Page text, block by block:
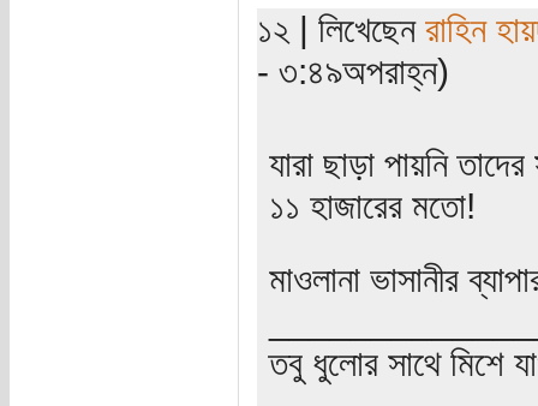
১২ | লিখেছেন রাহিন
- ৩:৪৯অপরাহ্ন)
যারা ছাড়া পায়নি
১১ হাজারের মতো!
মাওলানা ভাসানীর
তবু ধুলোর সাথে মিশে